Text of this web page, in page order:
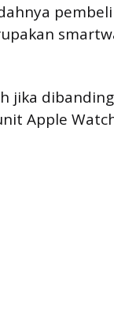
jika
Apple